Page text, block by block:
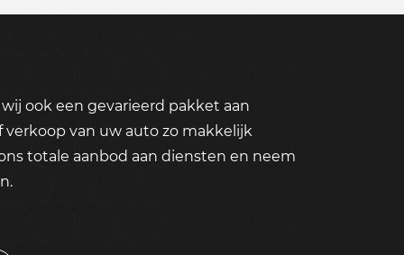
ook een gevarieerd pakket aan
verkoop van uw auto zo makkelijk
totale aanbod aan diensten en neem